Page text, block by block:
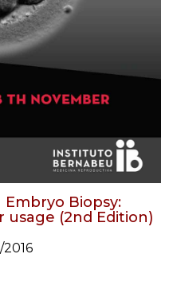
Biopsy:
usage (2nd Edition)
2016